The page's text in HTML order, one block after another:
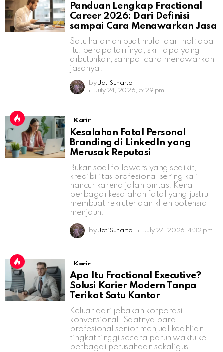
Panduan Lengkap Fractional
Career 2026: Dari Definisi
sampai Cara Menawarkan Jasa
Satu halaman buat mulai dari nol: apa
itu, berapa tarifnya, skill apa yang
dibutuhkan, sampai cara menawarkan
jasanya.
by Jati Sunarto
July 24, 2026, 5:29 pm
Karir
Kesalahan Fatal Personal
Branding di LinkedIn yang
Merusak Reputasi
Bukan soal followers yang sedikit,
kredibilitas profesional sering kali
hancur karena jalan pintas. Kenali
berbagai kesalahan fatal yang justru
membuat rekruter dan klien potensial
menjauh.
by Jati Sunarto July 27, 2026, 4:32 pm
Karir
Apa Itu Fractional Executive?
Solusi Karier Modern Tanpa
Terikat Satu Kantor
Keluar dari jebakan korporasi
konvensional. Saatnya para
profesional senior menjual keahlian
tingkat tinggi secara paruh waktu ke
berbagai perusahaan sekaligus.